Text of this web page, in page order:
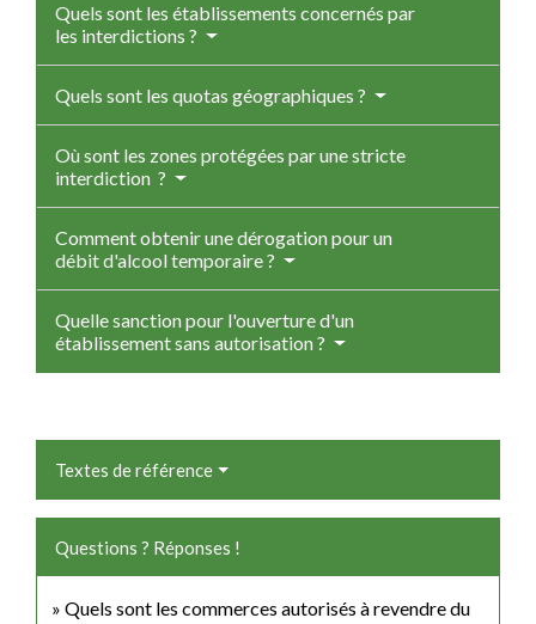
Quels sont les établissements concernés par
les interdictions ?
Quels sont les quotas géographiques ?
Où sont les zones protégées par une stricte
interdiction ?
Comment obtenir une dérogation pour un
débit d'alcool temporaire ?
Quelle sanction pour l'ouverture d'un
établissement sans autorisation ?
Textes de référence
Questions ? Réponses !
Quels sont les commerces autorisés à revendre du